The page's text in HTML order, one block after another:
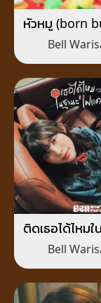
หัวหมู (born
me)
Bell
ติดเธอได้ไหมใ
แดงก็ไ
Bell